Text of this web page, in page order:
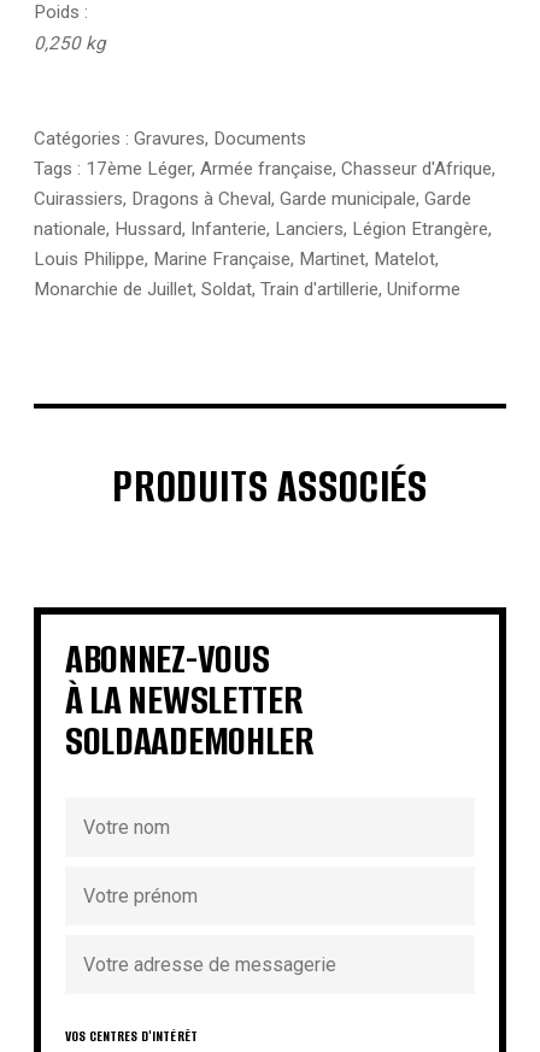
Poids
0,250 kg
Catégories : Gravures, Documents
Tags : 17ème Léger, Armée française, Chasseur d'Afrique,
Cuirassiers, Dragons à Cheval, Garde municipale, Garde
nationale, Hussard, Infanterie, Lanciers, Légion Etrangère,
Louis Philippe, Marine Française, Martinet, Matelot,
Monarchie de Juillet, Soldat, Train d'artillerie, Uniforme
PRODUITS ASSOCIÉS
€ €
€ €
€ €
ABONNEZ-VOUS
À LA NEWSLETTER
SOLDAADEMOHLER
VOS CENTRES D'INTÉRÊT